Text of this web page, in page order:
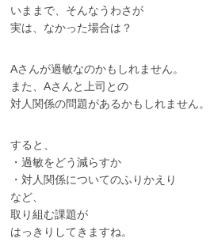
いままで、そんなうわさが
実は、なかった場合は？
Aさんが過敏なのかもしれません。
また、Aさんと上司との
対人関係の問題があるかもしれません。
すると、
・過敏をどう減らすか
・対人関係についてのふりかえり
など、
取り組む課題が
はっきりしてきますね。